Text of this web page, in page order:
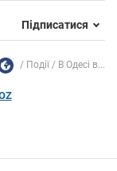
Підписатися
Події В Одесі в...